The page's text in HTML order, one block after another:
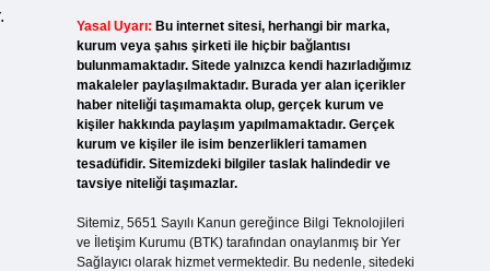
Yasal Uyarı: Bu internet sitesi, herhangi bir marka,
kurum veya şahıs şirketi ile hiçbir bağlantısı
bulunmamaktadır. Sitede yalnızca kendi hazırladığımız
makaleler paylaşılmaktadır. Burada yer alan içerikler
haber niteliği taşımamakta olup, gerçek kurum ve
kişiler hakkında paylaşım yapılmamaktadır. Gerçek
kurum ve kişiler ile isim benzerlikleri tamamen
tesadüfidir. Sitemizdeki bilgiler taslak halindedir ve
tavsiye niteliği taşımazlar.
Sitemiz, 5651 Sayılı Kanun gereğince Bilgi Teknolojileri
ve İletişim Kurumu (BTK) tarafından onaylanmış bir Yer
Sağlayıcı olarak hizmet vermektedir. Bu nedenle, sitedeki